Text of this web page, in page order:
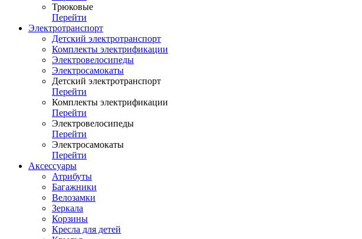
Трюковые
Перейти
Электротранспорт
Детский электротранспорт
Комплекты электрификации
Электровелосипеды
Электросамокаты
Детский электротранспорт
Перейти
Комплекты электрификации
Перейти
Электровелосипеды
Перейти
Электросамокаты
Перейти
Аксессуары
Атрибуты
Багажники
Велозамки
Зеркала
Корзины
Кресла для детей